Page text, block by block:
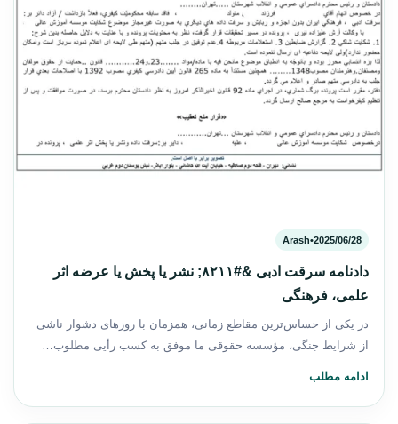
2025/06/28
•
Arash
دادنامه سرقت ادبی &#۸۲۱۱; نشر یا پخش یا عرضه اثر
علمی، فرهنگی
در یکی از حساس‌ترین مقاطع زمانی، همزمان با روزهای دشوار ناشی
از شرایط جنگی، مؤسسه حقوقی ما موفق به کسب رأیی مطلوب…
ادامه مطلب